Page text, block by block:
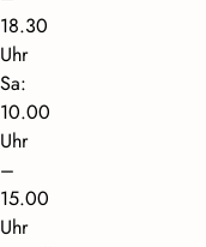
18.30
Uhr
Sa:
10.00
Uhr
–
15.00
Uhr